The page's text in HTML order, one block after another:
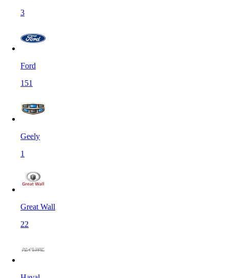
3
Ford
151
Geely
1
Great Wall
22